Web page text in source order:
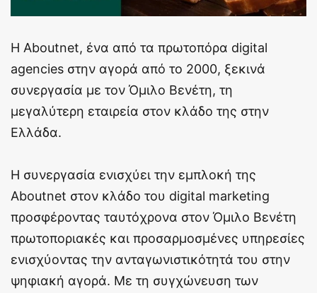
Η Aboutnet, ένα από τα πρωτοπόρα digital
agencies στην αγορά από το 2000, ξεκινά
συνεργασία με τον Όμιλο Βενέτη, τη
μεγαλύτερη εταιρεία στον κλάδο της στην
Ελλάδα.
Η συνεργασία ενισχύει την εμπλοκή της
Aboutnet στον κλάδο του digital marketing
προσφέροντας ταυτόχρονα στον Όμιλο Βενέτη
πρωτοποριακές και προσαρμοσμένες υπηρεσίες
ενισχύοντας την ανταγωνιστικότητά του στην
ψηφιακή αγορά. Με τη συγχώνευση των